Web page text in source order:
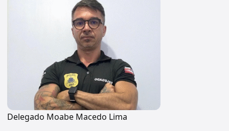
Delegado Moabe Macedo Lima